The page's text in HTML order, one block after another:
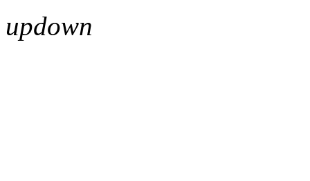
updown